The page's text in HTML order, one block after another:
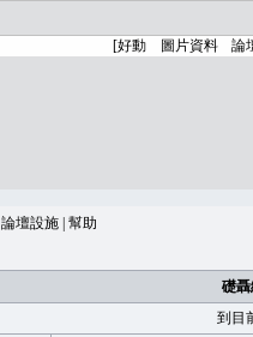
論壇設施 幫助
礎
到目